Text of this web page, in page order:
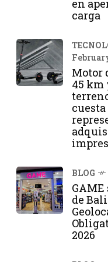
en
carga
Motor
45 km
cuesta
BLOG
GAME
de
2026